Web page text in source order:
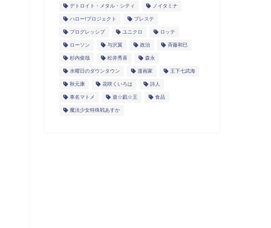
デトロイト・メタル・シティ ノイタミナ
ハロー!プロジェクト プレステ
プログレッシブ ユニクロ ロッテ
ローソン 与沢翼 政治 斉藤和巳
杉内俊哉 松井秀喜 森永
水曜日のダウンタウン 漫画家 王下七武海
秋元康 花咲くいろは 詩人
車名マトメ 遊☆戯☆王 食品
魔法少女特殊戦あすか